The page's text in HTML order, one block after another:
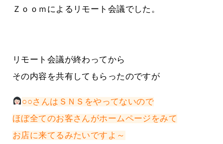
Ｚｏｏｍによるリモート会議でした。
リモート会議が終わってから
その内容を共有してもらったのですが
○○さんはＳＮＳをやってないので
ほぼ全てのお客さんがホームページをみて
お店に来てるみたいですよ～